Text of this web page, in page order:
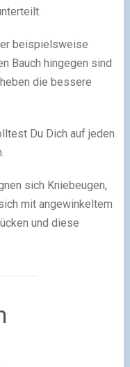
beispielsweise
Bauch hingegen sind
die bessere
Du Dich auf jeden
sich Kniebeugen,
mit angewinkeltem
und diese